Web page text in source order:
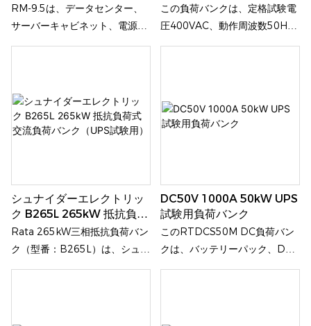
ク
RM-9.5は、データセンター、
サーバーキャビネット、電源シ
ステム、エッジコンピューティ
バンクです。標準的な8Uラック
マウント構造を採用し、IEC
60320インターフェースを備え
タセンターキャビネットなどの
負荷シミュレーションおよびテ
ストに適しています。
この負荷バンクは、定格試験電
圧400VAC、動作周波数50Hz
の3相4線式（3P4W）電源シス
の交流電源機器に対し、正確で
信頼性の高い負荷試験ソリュー
シュナイダーエレクトリッ
ク B265L 265kW 抵抗負荷
式交流負荷バンク（UPS試
験用）
Rata 265kW三相抵抗負荷バン
ク（型番：B265L）は、シュナ
イダーエレクトリック社によっ
DC50V 1000A 50kW UPS
試験用負荷バンク
このRTDCS50M DC負荷バン
クは、バッテリーパック、DC
発電機、整流器、DC UPSシス